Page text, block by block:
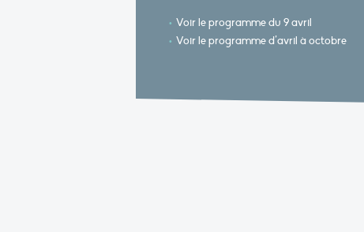
Voir le programme du 9 avril
Voir le programme d’avril à octobre